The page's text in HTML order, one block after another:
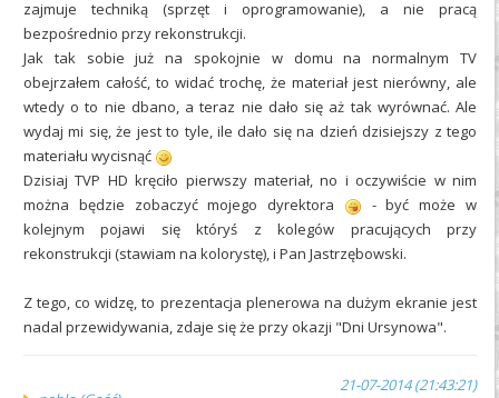
zajmuje techniką (sprzęt i oprogramowanie), a nie pracą
bezpośrednio przy rekonstrukcji.
Jak tak sobie już na spokojnie w domu na normalnym TV
obejrzałem całość, to widać trochę, że materiał jest nierówny, ale
wtedy o to nie dbano, a teraz nie dało się aż tak wyrównać. Ale
wydaj mi się, że jest to tyle, ile dało się na dzień dzisiejszy z tego
materiału wycisnąć
Dzisiaj TVP HD kręciło pierwszy materiał, no i oczywiście w nim
można będzie zobaczyć mojego dyrektora
- być może w
kolejnym pojawi się któryś z kolegów pracujących przy
rekonstrukcji (stawiam na kolorystę), i Pan Jastrzębowski.
Z tego, co widzę, to prezentacja plenerowa na dużym ekranie jest
nadal przewidywania, zdaje się że przy okazji "Dni Ursynowa".
21-07-2014 (21:43:21)